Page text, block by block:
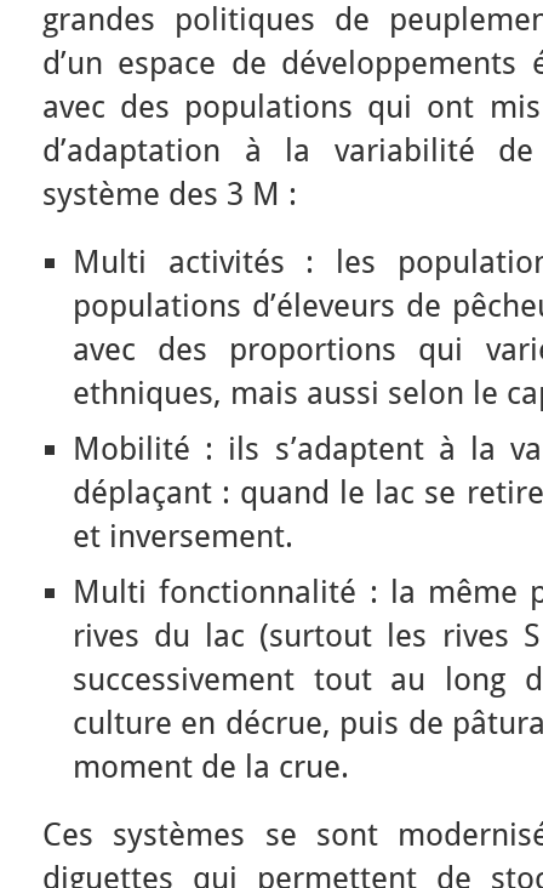
grandes politiques de
d’un espace de développements
avec des populations qui ont
d’adaptation à la variabilité
système des 3 M :
Multi activités : les
populations d’éleveurs de
avec des proportions qui
ethniques, mais aussi selon le
Mobilité : ils s’adaptent à la
déplaçant : quand le lac se
et inversement.
Multi fonctionnalité : la même
rives du lac (surtout les rives
successivement tout au long
culture en décrue, puis de
moment de la crue.
Ces systèmes se sont
diguettes qui permettent de